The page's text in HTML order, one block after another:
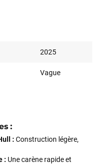
2025
Vague
:
: Construction légère,
: Une carène rapide et